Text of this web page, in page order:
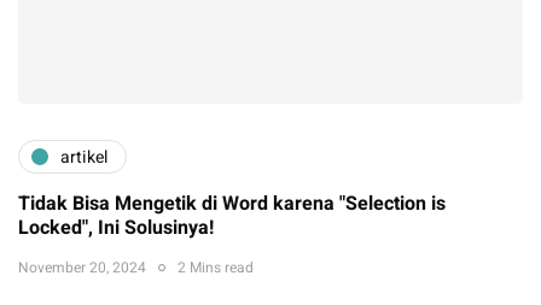
artikel
Tidak Bisa Mengetik di Word karena "Selection is
Locked", Ini Solusinya!
November 20, 2024 2 Mins read